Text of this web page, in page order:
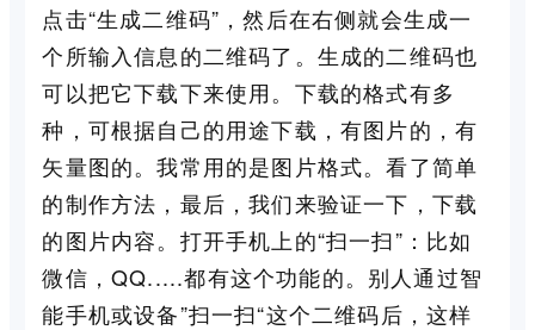
点击“生成二维码”，然后在右侧就会生成一
个所输入信息的二维码了。生成的二维码也
可以把它下载下来使用。下载的格式有多
种，可根据自己的用途下载，有图片的，有
矢量图的。我常用的是图片格式。看了简单
的制作方法，最后，我们来验证一下，下载
的图片内容。打开手机上的“扫一扫”：比如
微信，QQ.....都有这个功能的。别人通过智
能手机或设备”扫一扫“这个二维码后，这样